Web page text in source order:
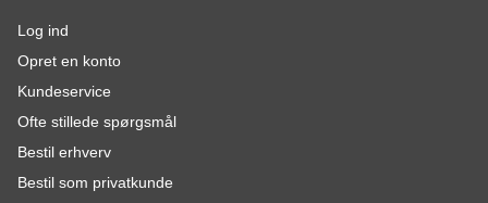
Log ind
Opret en konto
Kundeservice
Ofte stillede spørgsmål
Bestil erhverv
Bestil som privatkunde